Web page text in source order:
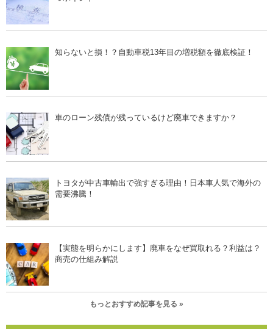
知らないと損！？自動車税13年目の増税額を徹底検証！
車のローン残債が残っているけど廃車できますか？
トヨタが中古車輸出で強すぎる理由！日本車人気で海外の
需要沸騰！
【実態を明らかにします】廃車をなぜ買取れる？利益は？
商売の仕組み解説
もっとおすすめ記事を見る »